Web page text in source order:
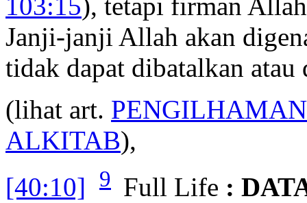
Janji-janji Allah akan
tidak dapat dibatalkan atau
(lihat art.
ALKITAB),
[40:10]
9 Full Life :